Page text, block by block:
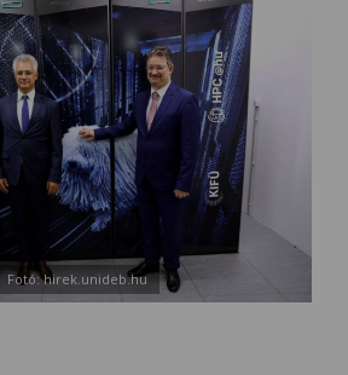
Fotó: hirek.unideb.hu